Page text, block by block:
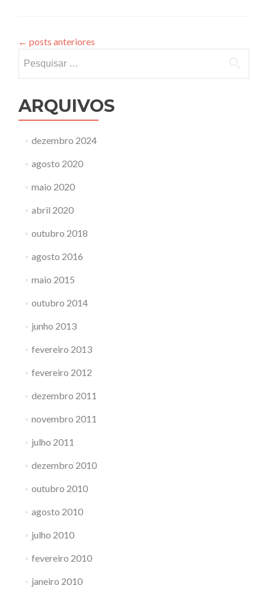
← posts anteriores
por:
ARQUIVOS
dezembro 2024
agosto 2020
maio 2020
abril 2020
outubro 2018
agosto 2016
maio 2015
outubro 2014
junho 2013
fevereiro 2013
fevereiro 2012
dezembro 2011
novembro 2011
julho 2011
dezembro 2010
outubro 2010
agosto 2010
julho 2010
fevereiro 2010
janeiro 2010